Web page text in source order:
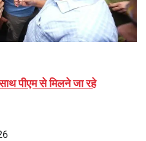
पीएम से मिलने जा रहे